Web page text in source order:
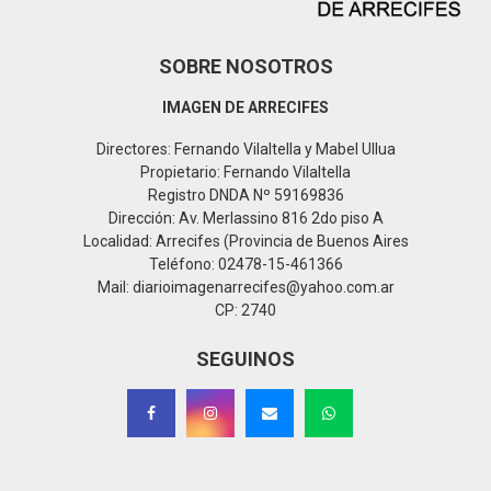
SOBRE NOSOTROS
IMAGEN DE ARRECIFES
Directores: Fernando Vilaltella y Mabel Ullua
Propietario: Fernando Vilaltella
Registro DNDA Nº 59169836
Dirección: Av. Merlassino 816 2do piso A
Localidad: Arrecifes (Provincia de Buenos Aires
Teléfono: 02478-15-461366
Mail: diarioimagenarrecifes@yahoo.com.ar
CP: 2740
SEGUINOS